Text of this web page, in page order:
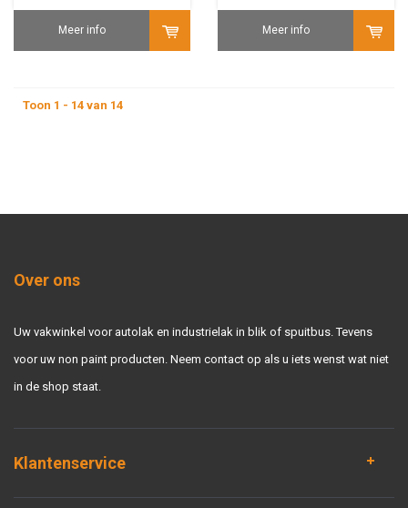
Meer info Meer info
Toon 1 - 14 van 14
Over ons
Uw vakwinkel voor autolak en industrielak in blik of spuitbus. Tevens
voor uw non paint producten. Neem contact op als u iets wenst wat niet
in de shop staat.
Klantenservice